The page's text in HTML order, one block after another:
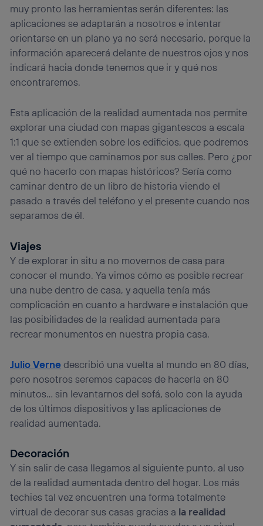
muy pronto las herramientas serán diferentes: las
aplicaciones se adaptarán a nosotros e intentar
orientarse en un plano ya no será necesario, porque la
información aparecerá delante de nuestros ojos y nos
indicará hacia donde tenemos que ir y qué nos
encontraremos.
Esta aplicación de la realidad aumentada nos permite
explorar una ciudad con mapas gigantescos a escala
1:1 que se extienden sobre los edificios, que podremos
ver al tiempo que caminamos por sus calles. Pero ¿por
qué no hacerlo con mapas históricos? Sería como
caminar dentro de un libro de historia viendo el
pasado a través del teléfono y el presente cuando nos
separamos de él.
Viajes
Y de explorar in situ a no movernos de casa para
conocer el mundo. Ya vimos cómo es posible recrear
una nube dentro de casa, y aquella tenía más
complicación en cuanto a hardware e instalación que
las posibilidades de la realidad aumentada para
recrear monumentos en nuestra propia casa.
Julio Vernedescribió una vuelta al mundo en 80 días,
pero nosotros seremos capaces de hacerla en 80
minutos… sin levantarnos del sofá, solo con la ayuda
de los últimos dispositivos y las aplicaciones de
realidad aumentada.
Decoración
Y sin salir de casa llegamos al siguiente punto, al uso
de la realidad aumentada dentro del hogar. Los más
techies tal vez encuentren una forma totalmente
virtual de decorar sus casas gracias a la realidad